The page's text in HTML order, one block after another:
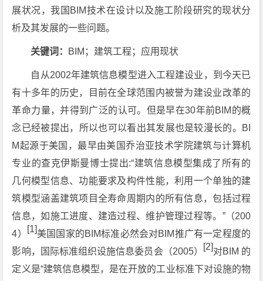
展状况，我国BIM技术在设计以及施工阶段研究的现状分
析及其发展的一些问题。
关键词： BIM；建筑工程；应用现状
自从2002年建筑信息模型进入工程建设业，到今天已
有十多年的历史，目前在全球范围内被誉为建设业改革的
革命力量，并得到广泛的认可。但是早在30年前BIM的概
念已经被提出，所以也可以看出其发展也是较漫长的。BI
M起源于美国，最早由美国乔治亚技术学院建筑与计算机
专业的查克伊斯曼博士提出:“建筑信息模型集成了所有的
几何模型信息、功能要求及构件性能，利用一个单独的建
筑模型涵盖建筑项目全寿命周期内的所有信息，包括过程
信息，如施工进度、建造过程、维护管理过程等。”（200
4）
[1]美国国家的BIM标准必然会对BIM推广有一定程度的
影响，国际标准组织设施信息委员会（2005）
[2]对BIM 的
定义是“建筑信息模型，是在开放的工业标准下对设施的物